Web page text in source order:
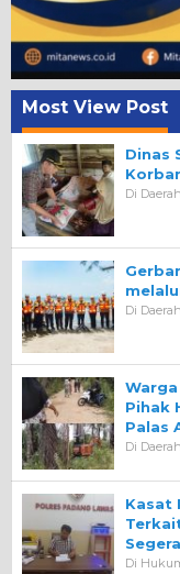
Most View Post
Dinas
Di Daerah
Di Daerah
Pihak
Palas
Di Daerah
Kasat
Di